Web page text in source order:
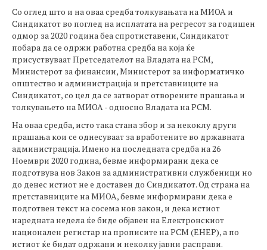
Со оглед што и на оваа средба толкувањата на МИОА и
Синдикатот во поглед на исплатата на регресот за годишен
одмор за 2020 година беа спротиставени, Синдикатот
побара да се одржи работна средба на која ќе
присуствуваат Претседателот на Владата на РСМ,
Министерот за финансии, Министерот за информатичко
општество и администрација и претставниците на
Синдикатот, со цел да се затворат отворените прашања и
толкувањето на МИОА - односно Владата на РСМ.
На оваа средба, исто така стана збор и за некоклу други
прашања кои се однесуваат за вработените во државната
администрација. Имено на последната средба на 26
Ноември 2020 година, бевме информирани дека се
подготвува нов Закон за административни службеници но
до денес истиот не е доставен до Синдикатот. Од страна на
претставниците на МИОА, бевме информирани дека е
подготвен текст на сосема нов закон, и дека истиот
наредната недела ќе биде објавен на Електронскиот
национален регистар на прописите на РСМ (ЕНЕР), а по
истиот ќе бидат одржани и неколку јавни расправи.